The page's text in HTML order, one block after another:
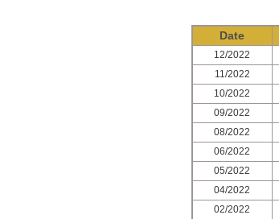
Date
12/2022
11/2022
10/2022
09/2022
08/2022
06/2022
05/2022
04/2022
02/2022